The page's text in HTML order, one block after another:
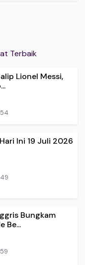
Terbaik
Lionel Messi,
54
Ini 19 Juli 2026
49
Bungkam
Be...
59